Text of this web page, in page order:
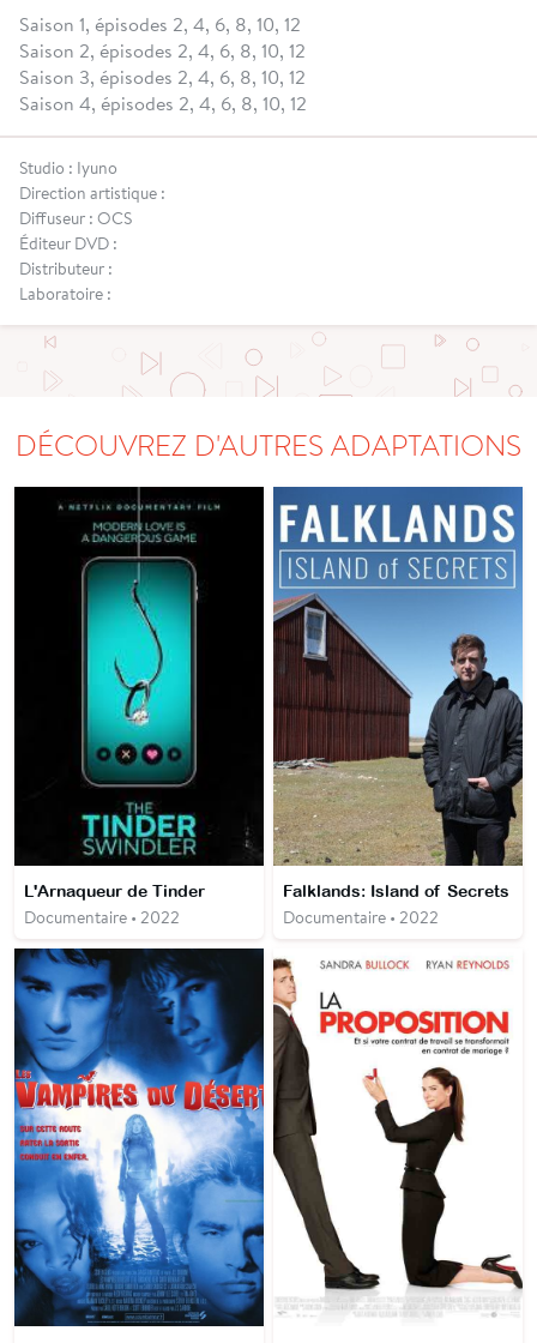
Saison 1, épisodes 2, 4, 6, 8, 10, 12
Saison 2, épisodes 2, 4, 6, 8, 10, 12
Saison 3, épisodes 2, 4, 6, 8, 10, 12
Saison 4, épisodes 2, 4, 6, 8, 10, 12
Studio : Iyuno
Direction artistique :
Diffuseur : OCS
Éditeur DVD :
Distributeur :
Laboratoire :
DÉCOUVREZ D'AUTRES ADAPTATIONS
L'Arnaqueur de Tinder
Documentaire • 2022
Falklands: Island of Secrets
Documentaire • 2022